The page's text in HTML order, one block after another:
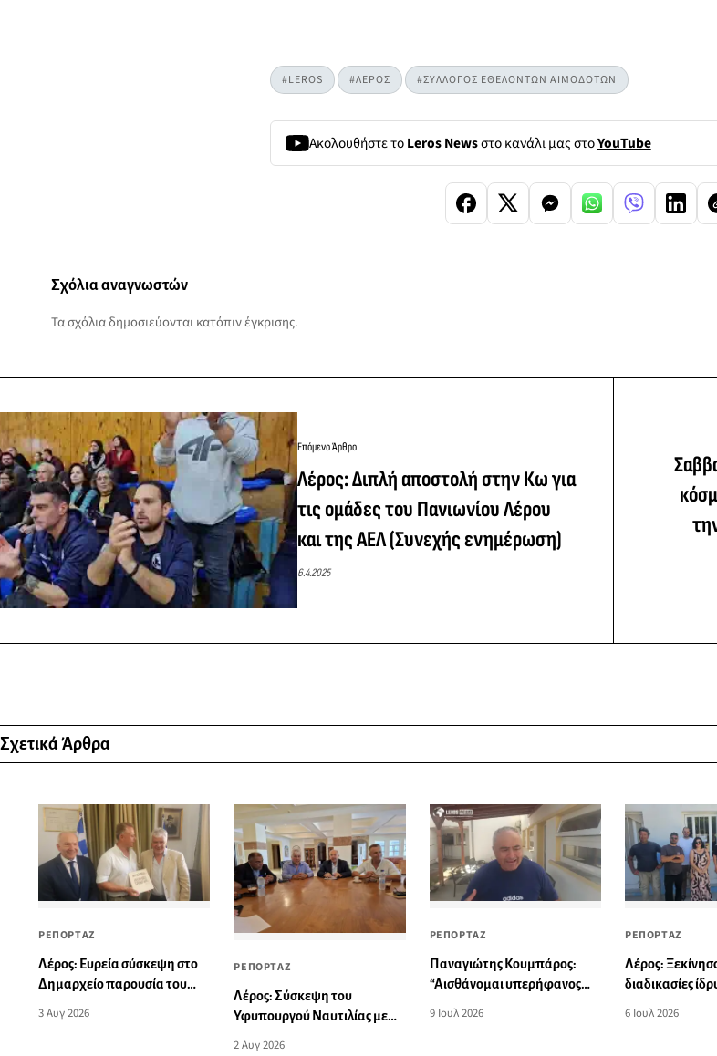
#LEROS #ΛΕΡΟΣ #ΣΥΛΛΟΓΟΣ ΕΘΕΛΟΝΤΩΝ ΑΙΜΟΔΟΤΩΝ
Ακολουθήστε τοLeros Newsστο κανάλι μας στοYouTube
Σχόλια αναγνωστών
Τα σχόλια δημοσιεύονται κατόπιν έγκρισης.
Επόμενο Άρθρο
Λέρος: Διπλή αποστολή στην Κω για
τις ομάδες του Πανιωνίου Λέρου
και της ΑΕΛ (Συνεχής ενημέρωση)
6.4.2025
Σχετικά Άρθρα
ΡΕΠΟΡΤΑΖ
Λέρος: Ευρεία σύσκεψη στο
Δημαρχείο παρουσία του
Στέφανου Γκίκα
3 Αυγ 2026
ΡΕΠΟΡΤΑΖ
Λέρος: Σύσκεψη του
Υφυπουργού Ναυτιλίας με
2 Αυγ 2026
ΡΕΠΟΡΤΑΖ
Παναγιώτης Κουμπάρος:
“Αισθάνομαι υπερήφανος
9 Ιουλ 2026
ΡΕΠΟΡΤΑΖ
Λέρος:
διαδικασίες
6 Ιουλ 2026